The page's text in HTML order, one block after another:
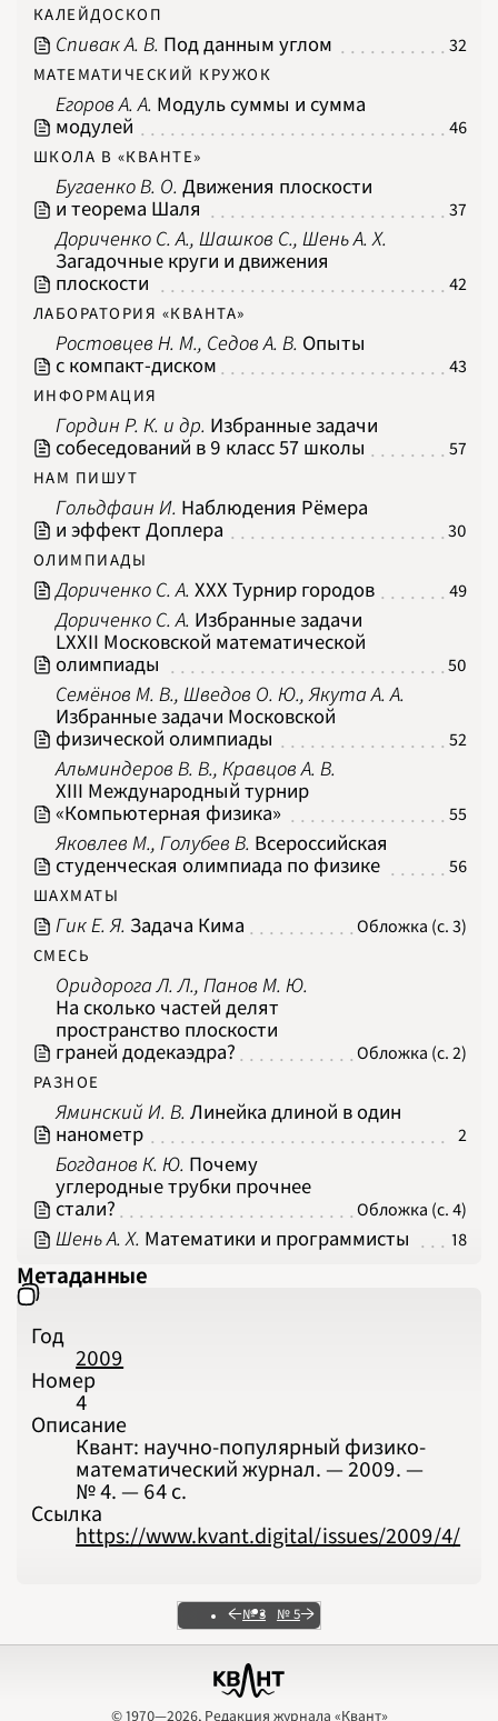
2016
2017
2018
2019
2020
2021
2022
2026
КАЛЕЙДОСКОП
Спивак А. В. Под данным углом 32
МАТЕМАТИЧЕСКИЙ КРУЖОК
Егоров А. А. Модуль суммы и сумма
модулей
46
ШКОЛА В «КВАНТЕ»
Бугаенко В. О. Движения плоскости
и теорема Шаля
37
Дориченко С. А., Шашков С., Шень А. Х.
Загадочные круги и движения
плоскости
42
ЛАБОРАТОРИЯ «КВАНТА»
Ростовцев Н. М., Седов А. В. Опыты
с компакт-диском
43
ИНФОРМАЦИЯ
Гордин Р. К. и др. Избранные задачи
собеседований в 9 класс 57 школы
57
НАМ ПИШУТ
Гольдфаин И. Наблюдения Рёмера
и эффект Доплера
30
ОЛИМПИАДЫ
Дориченко С. А. XXX Турнир городов 49
Дориченко С. А. Избранные задачи
LXXII Московской математической
олимпиады
50
Семёнов М. В., Шведов О. Ю., Якута А. А.
Избранные задачи Московской
физической олимпиады
52
Альминдеров В. В., Кравцов А. В.
XIII Международный турнир
«Компьютерная физика»
55
Яковлев М., Голубев В. Всероссийская
студенческая олимпиада по физике
56
ШАХМАТЫ
Гик Е. Я. Задача Кима Обложка (с. 3)
СМЕСЬ
Оридорога Л. Л., Панов М. Ю.
На сколько частей делят
пространство плоскости
граней додекаэдра?
Обложка (с. 2)
РАЗНОЕ
Яминский И. В. Линейка длиной в один
нанометр
2
Богданов К. Ю. Почему
углеродные трубки прочнее
стали?
Обложка (с. 4)
Шень А. Х. Математики и программисты 18
Метаданные
Год
2009
Номер
4
Описание
Квант: научно-популярный физико-
математический журнал. — 2009. —
№ 4. — 64 с.
Ссылка
https://www.kvant.digital/issues/2009/4/
№ 3 № 5
© 1970—2026, Редакция журнала «Квант»